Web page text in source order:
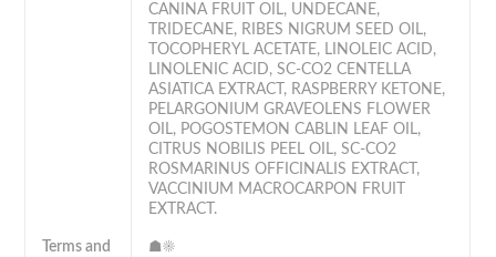
CANINA FRUIT OIL, UNDECANE,
TRIDECANE, RIBES NIGRUM SEED OIL,
TOCOPHERYL ACETATE, LINOLEIC ACID,
LINOLENIC ACID, SC-CO2 CENTELLA
ASIATICA EXTRACT, RASPBERRY KETONE,
PELARGONIUM GRAVEOLENS FLOWER
OIL, POGOSTEMON CABLIN LEAF OIL,
CITRUS NOBILIS PEEL OIL, SC-CO2
ROSMARINUS OFFICINALIS EXTRACT,
VACCINIUM MACROCARPON FRUIT
EXTRACT.
Terms and
☗☀